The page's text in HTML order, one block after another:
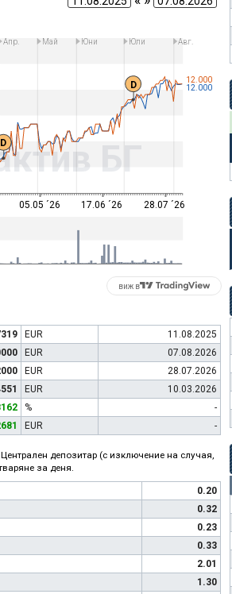
БГ
12.000
12.000
Апр. Май
05.05 ´26
Юни
17.06 ´26
Юли
28.07 ´26
Авг.
D
D
виж в
EUR
11.08.2025
EUR
07.08.2026
EUR
28.07.2026
EUR
10.03.2026
%
-
EUR -
депозитар (с изключение на случая,
за деня.
0.20
0.32
0.23
0.33
2.01
1.30